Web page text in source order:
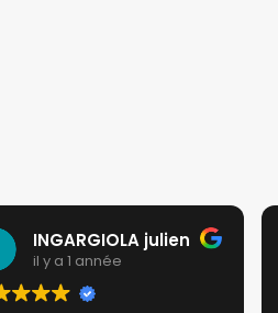
INGARGIOLA julien
il y a 1 année